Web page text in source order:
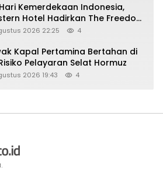
Kemerdekaan Indonesia,
Hotel Hadirkan The Freedom
Hingga 45%
2026 22:25 4
Kapal Pertamina Bertahan di
Pelayaran Selat Hormuz
2026 19:43 4